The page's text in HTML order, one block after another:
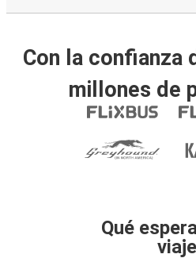
Con la confianza
millones de
Qué
viaje